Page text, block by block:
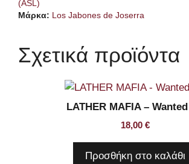
ποσότητα
(ASL)
Μάρκα: Los Jabones de Joserra
Σχετικά προϊόντα
LATHER MAFIA –
18,00 €
Προσθήκη στο καλάθι